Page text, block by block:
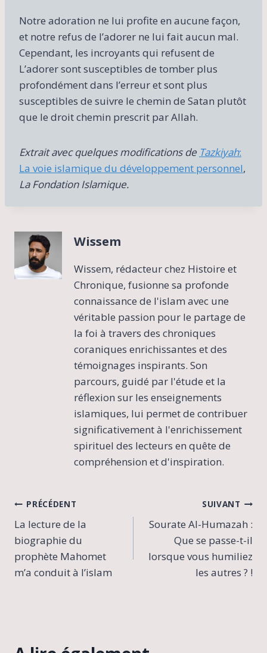
Notre adoration ne lui profite en aucune façon,
et notre refus de l’adorer ne lui fait aucun mal.
Cependant, les incroyants qui refusent de
L’adorer sont susceptibles de tomber plus
profondément dans l’erreur et sont plus
susceptibles de suivre le chemin de Satan plutôt
que le droit chemin prescrit par Allah.
Extrait avec quelques modifications de Tazkiyah:
La voie islamique du développement personnel,
La Fondation Islamique.
Wissem
Wissem, rédacteur chez Histoire et
Chronique, fusionne sa profonde
connaissance de l'islam avec une
véritable passion pour le partage de
la foi à travers des chroniques
coraniques enrichissantes et des
témoignages inspirants. Son
parcours, guidé par l'étude et la
réflexion sur les enseignements
islamiques, lui permet de contribuer
significativement à l'enrichissement
spirituel des lecteurs en quête de
compréhension et d'inspiration.
Navigation
de
l’article
PRÉCÉDENT
La lecture de la
biographie du
prophète Mahomet
m’a conduit à l’islam
SUIVANT
Sourate Al-Humazah :
Que se passe-t-il
lorsque vous humiliez
les autres ? !